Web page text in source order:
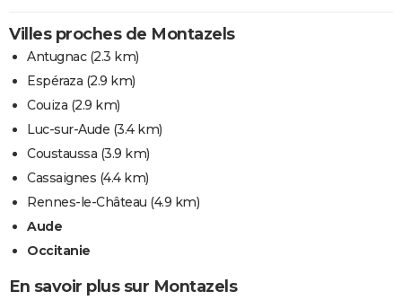
Villes proches de Montazels
Antugnac(2.3 km)
Espéraza (2.9 km)
Couiza (2.9 km)
Luc-sur-Aude (3.4 km)
Coustaussa (3.9 km)
Cassaignes (4.4 km)
Rennes-le-Château (4.9 km)
Aude
Occitanie
En savoir plus sur Montazels